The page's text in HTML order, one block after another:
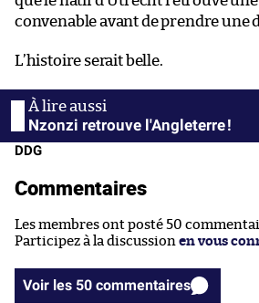
convenable avant de prendre une
L’histoire serait belle.
Nzonzi retrouve l'Angleterre !
DDG
Commentaires
Les membres ont posté 50
Participez à la discussion en vous
Voir les 50 commentaires